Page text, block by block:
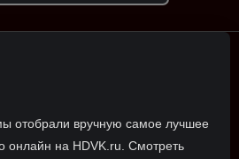
отобрали вручную самое лучшее
онлайн на HDVK.ru. Смотреть